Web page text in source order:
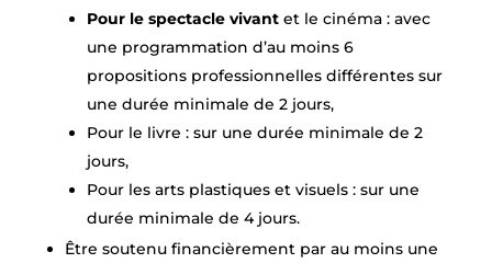
Pour le spectacle vivantet le cinéma : avec
une programmation d’au moins 6
propositions professionnelles différentes sur
une durée minimale de 2 jours,
Pour le livre : sur une durée minimale de 2
jours,
Pour les arts plastiques et visuels : sur une
durée minimale de 4 jours.
Être soutenu financièrement par au moins une